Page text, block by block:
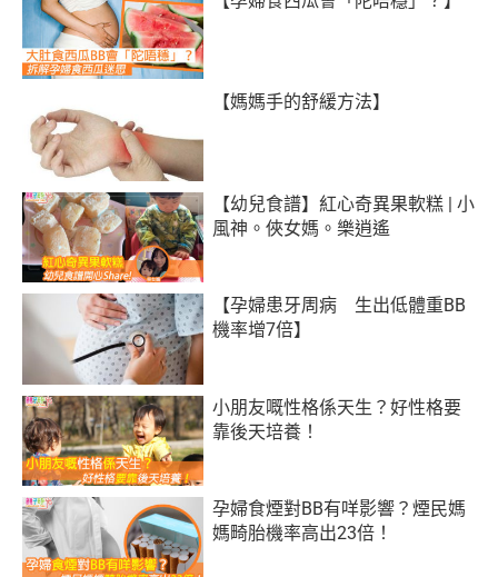
【媽媽手的舒緩方法】
【幼兒食譜】紅心奇異果軟糕 | 小
風神。俠女媽。樂逍遙
【孕婦患牙周病 生出低體重BB
機率增7倍】
小朋友嘅性格係天生？好性格要
靠後天培養！
孕婦食煙對BB有咩影響？煙民媽
媽畸胎機率高出23倍！